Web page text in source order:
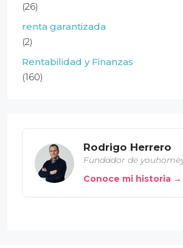
(26)
renta garantizada
(2)
Rentabilidad y Finanzas
(160)
Rodrigo Herrero
Fundador de
Conoce mi historia →